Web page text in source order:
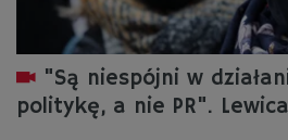
"Są niespójni w
politykę, a nie PR".